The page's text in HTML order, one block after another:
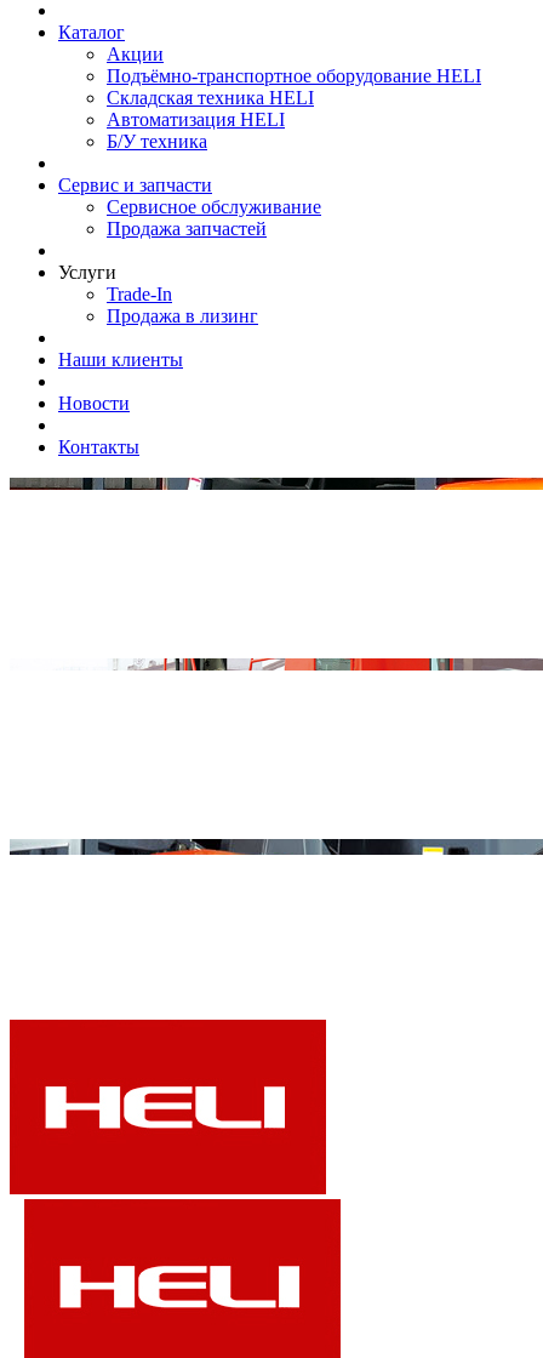
Каталог
Акции
Подъёмно-транспортное оборудование HELI
Складская техника HELI
Автоматизация HELI
Б/У техника
Сервис и запчасти
Сервисное обслуживание
Продажа запчастей
Услуги
Trade-In
Продажа в лизинг
Наши клиенты
Новости
Контакты